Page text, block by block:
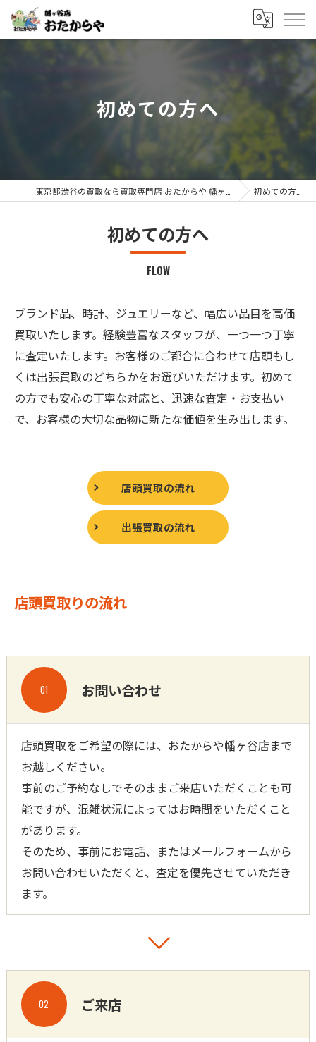
初めての方へ
初めての方へ
FLOW
初めての方へ
ブランド品、時計、ジュエリーなど、幅広い品目を高価
買取いたします。経験豊富なスタッフが、一つ一つ丁寧
に査定いたします。お客様のご都合に合わせて店頭もし
くは出張買取のどちらかをお選びいただけます。初めて
の方でも安心の丁寧な対応と、迅速な査定・お支払い
で、お客様の大切な品物に新たな価値を生み出します。
店頭買取の流れ
出張買取の流れ
店頭買取りの流れ
お問い合わせ
01
店頭買取をご希望の際には、おたからや幡ヶ谷店まで
お越しください。
事前のご予約なしでそのままご来店いただくことも可
能ですが、混雑状況によってはお時間をいただくこと
があります。
そのため、事前にお電話、またはメールフォームから
お問い合わせいただくと、査定を優先させていただき
ます。
ご来店
02